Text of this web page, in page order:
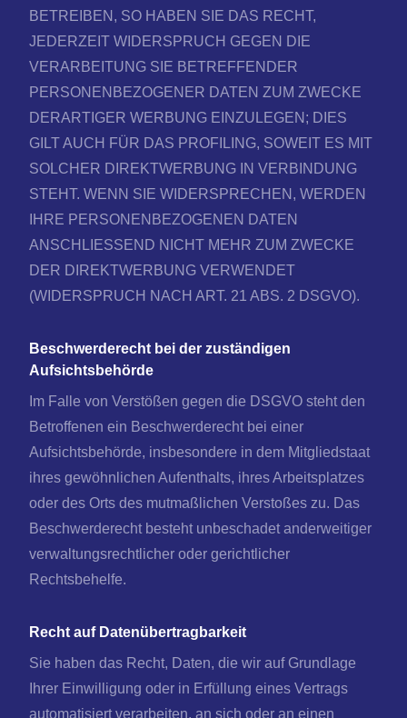
BETREIBEN, SO HABEN SIE DAS RECHT,
JEDERZEIT WIDERSPRUCH GEGEN DIE
VERARBEITUNG SIE BETREFFENDER
PERSONENBEZOGENER DATEN ZUM ZWECKE
DERARTIGER WERBUNG EINZULEGEN; DIES
GILT AUCH FÜR DAS PROFILING, SOWEIT ES MIT
SOLCHER DIREKTWERBUNG IN VERBINDUNG
STEHT. WENN SIE WIDERSPRECHEN, WERDEN
IHRE PERSONENBEZOGENEN DATEN
ANSCHLIESSEND NICHT MEHR ZUM ZWECKE
DER DIREKTWERBUNG VERWENDET
(WIDERSPRUCH NACH ART. 21 ABS. 2 DSGVO).
Beschwerderecht bei der zuständigen
Aufsichtsbehörde
Im Falle von Verstößen gegen die DSGVO steht den
Betroffenen ein Beschwerderecht bei einer
Aufsichtsbehörde, insbesondere in dem Mitgliedstaat
ihres gewöhnlichen Aufenthalts, ihres Arbeitsplatzes
oder des Orts des mutmaßlichen Verstoßes zu. Das
Beschwerderecht besteht unbeschadet anderweitiger
verwaltungsrechtlicher oder gerichtlicher
Rechtsbehelfe.
Recht auf Datenübertragbarkeit
Sie haben das Recht, Daten, die wir auf Grundlage
Ihrer Einwilligung oder in Erfüllung eines Vertrags
automatisiert verarbeiten, an sich oder an einen